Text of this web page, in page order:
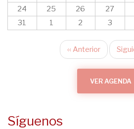
24
25 26 27
31
1 2 3
Paginación
‹‹ Anterior
VER AGENDA
Síguenos